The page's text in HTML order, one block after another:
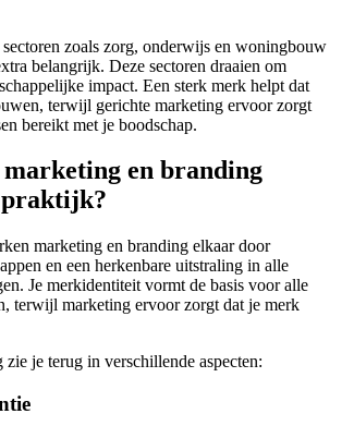
zoals zorg, onderwijs en woningbouw
belangrijk. Deze sectoren draaien om
impact. Een sterk merk helpt dat
terwijl gerichte marketing ervoor zorgt
bereikt met je boodschap.
en branding
praktijk?
marketing en branding elkaar door
en een herkenbare uitstraling in alle
Je merkidentiteit vormt de basis voor alle
terwijl marketing ervoor zorgt dat je merk
je terug in verschillende aspecten: